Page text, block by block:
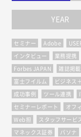
YEAR
セミナー Adobe
インタビュー 業務提携
Forbes JAPAN 雑誌掲載
富士フイルム ビジネス
成功事例 ツール連携
セミナーレポート オフ
Web担 スタッフサービ
マネックス証券 パソナ